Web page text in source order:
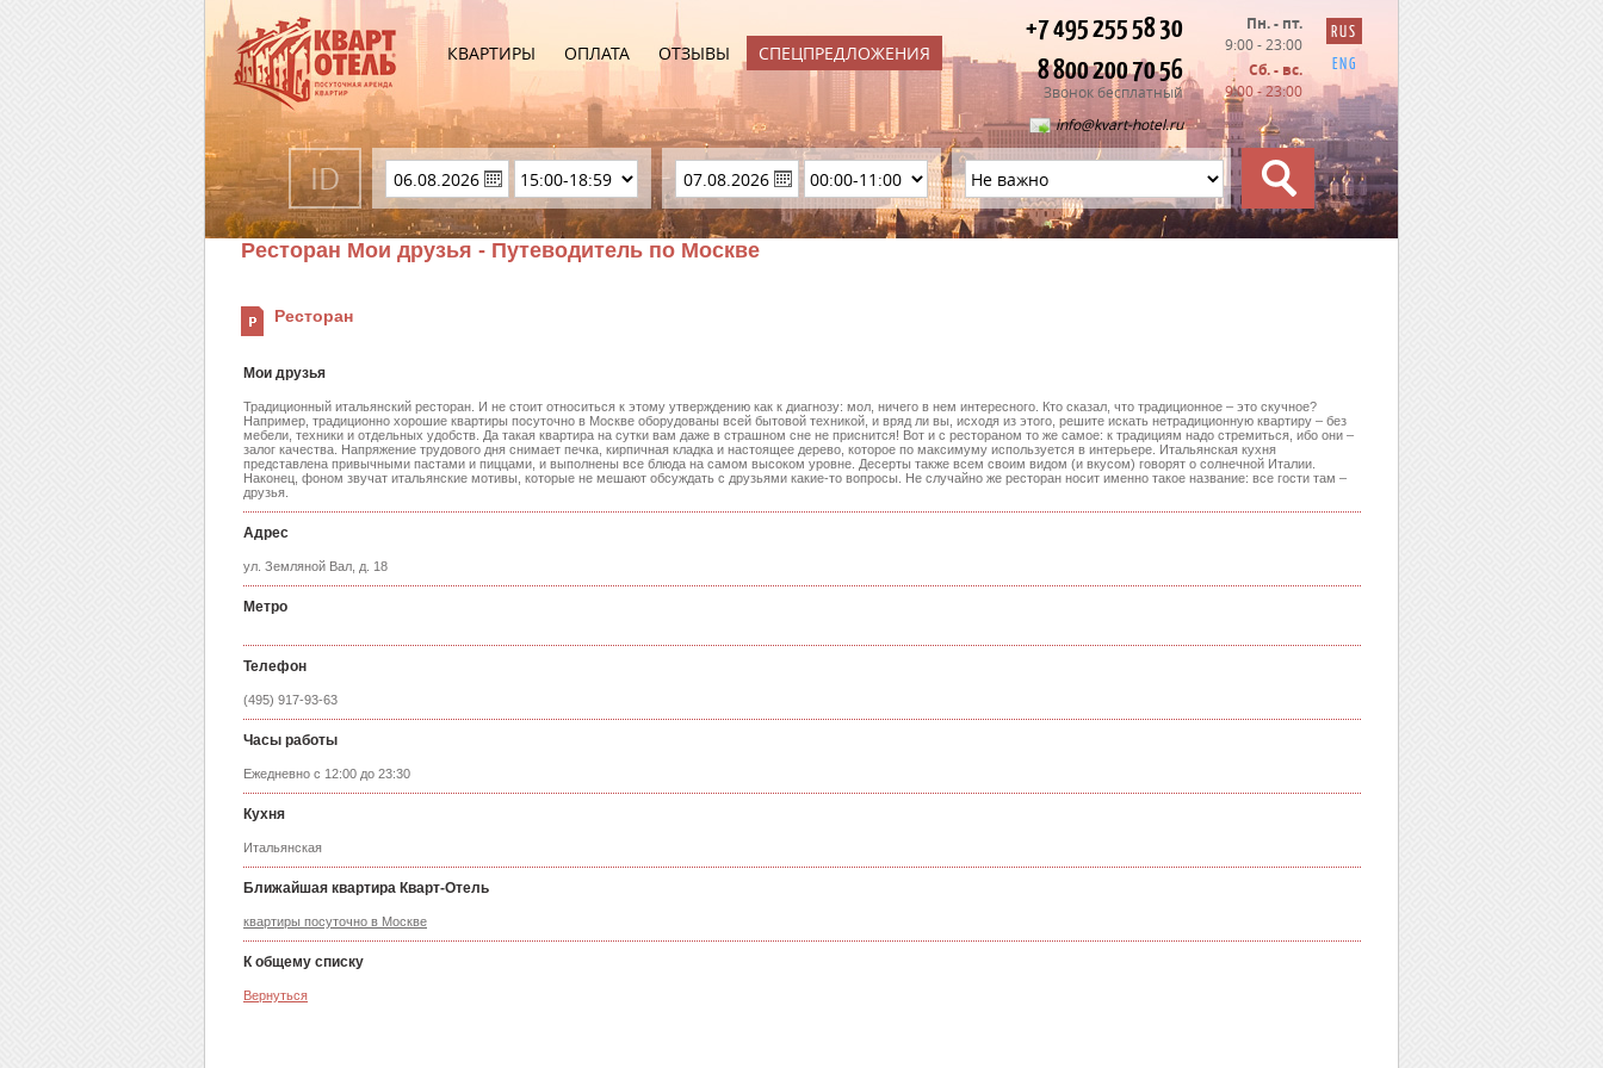
КВАРТИРЫ ОПЛАТА ОТЗЫВЫ СПЕЦПРЕДЛОЖЕНИЯ
+7 495 255 58 30
8 800 200 70 56
Звонок бесплатный
info@kvart-hotel.ru
Пн. - пт.
9:00 - 23:00
Сб. - вс.
9:00 - 23:00
RUS
ENG
Ресторан Мои друзья - Путеводитель по Москве
Ресторан
Мои друзья
Традиционный итальянский ресторан. И не стоит относиться к этому утверждению как к диагнозу: мол, ничего в нем интересного. Кто сказал, что традиционное – это скучное?
Например, традиционно хорошие квартиры посуточно в Москве оборудованы всей бытовой техникой, и вряд ли вы, исходя из этого, решите искать нетрадиционную квартиру – без
мебели, техники и отдельных удобств. Да такая квартира на сутки вам даже в страшном сне не приснится! Вот и с рестораном то же самое: к традициям надо стремиться, ибо они –
залог качества. Напряжение трудового дня снимает печка, кирпичная кладка и настоящее дерево, которое по максимуму используется в интерьере. Итальянская кухня
представлена привычными пастами и пиццами, и выполнены все блюда на самом высоком уровне. Десерты также всем своим видом (и вкусом) говорят о солнечной Италии.
Наконец, фоном звучат итальянские мотивы, которые не мешают обсуждать с друзьями какие-то вопросы. Не случайно же ресторан носит именно такое название: все гости там –
друзья.
Адрес
ул. Земляной Вал, д. 18
Метро
Телефон
(495) 917-93-63
Часы работы
Ежедневно с 12:00 до 23:30
Кухня
Итальянская
Ближайшая квартира Кварт-Отель
квартиры посуточно в Москве
К общему списку
Вернуться